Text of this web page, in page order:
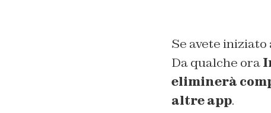
Se avete
Da qualche ora
eliminerà
altre app.